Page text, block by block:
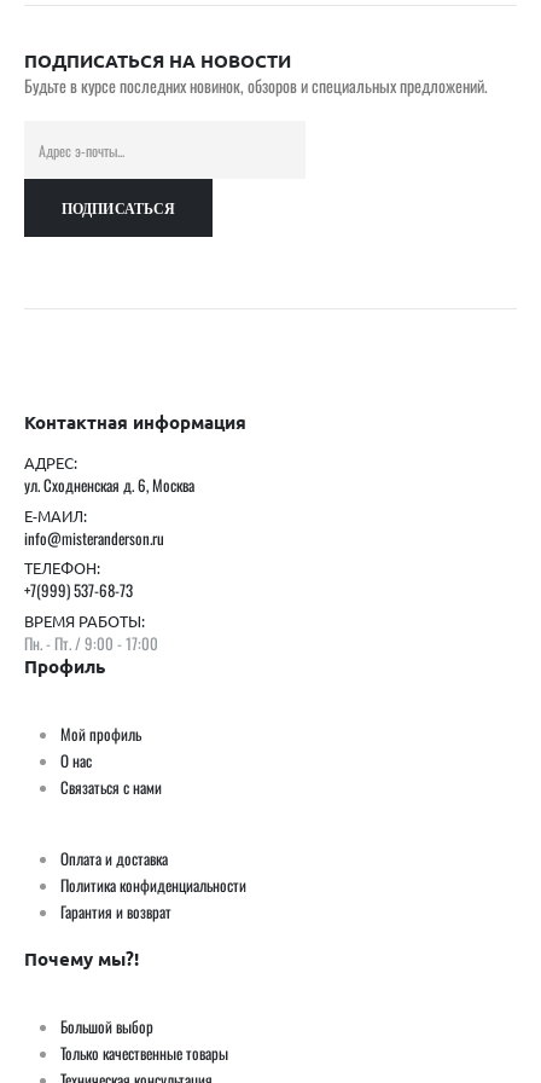
ПОДПИСАТЬСЯ НА НОВОСТИ
Будьте в курсе последних новинок, обзоров и специальных предложений.
Контактная информация
АДРЕС:
ул. Сходненская д. 6, Москва
Е-МАИЛ:
info@misteranderson.ru
ТЕЛЕФОН:
+7(999) 537-68-73
ВРЕМЯ РАБОТЫ:
Пн. - Пт. / 9:00 - 17:00
Профиль
Мой профиль
О нас
Связаться с нами
Оплата и доставка
Политика конфиденциальности
Гарантия и возврат
Почему мы?!
Большой выбор
Только качественные товары